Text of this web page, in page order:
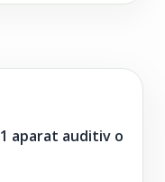
1 aparat auditiv o